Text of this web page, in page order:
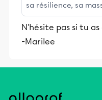
sa résilience, sa
ainsi que
pour sa production
construction de
N'hésite pas si tu
-Marilee